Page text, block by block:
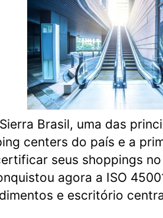
Brasil, uma das
centers do país e a
seus shoppings no
agora a ISO
e escritório